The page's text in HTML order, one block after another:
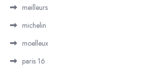
meilleurs
michelin
moelleux
paris 16